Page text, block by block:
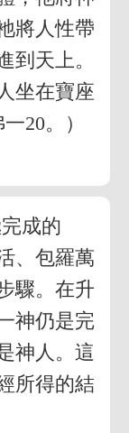
將人性帶
到天上。
坐在寶座
20。）
成的
、包羅萬
驟。在升
神仍是完
神人。這
所得的結